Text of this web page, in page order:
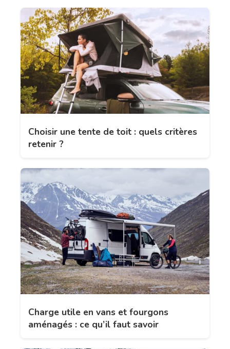
Choisir une tente de toit : quels critères
retenir ?
Charge utile en vans et fourgons
aménagés : ce qu’il faut savoir